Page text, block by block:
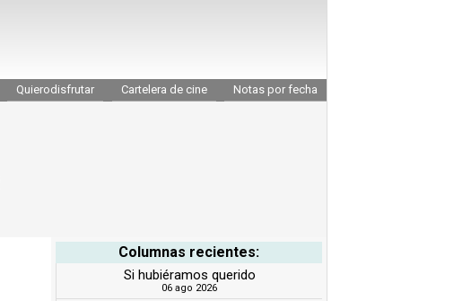
Quierodisfrutar Cartelera de cine Notas por fecha
Columnas recientes:
Si hubiéramos querido
06 ago 2026